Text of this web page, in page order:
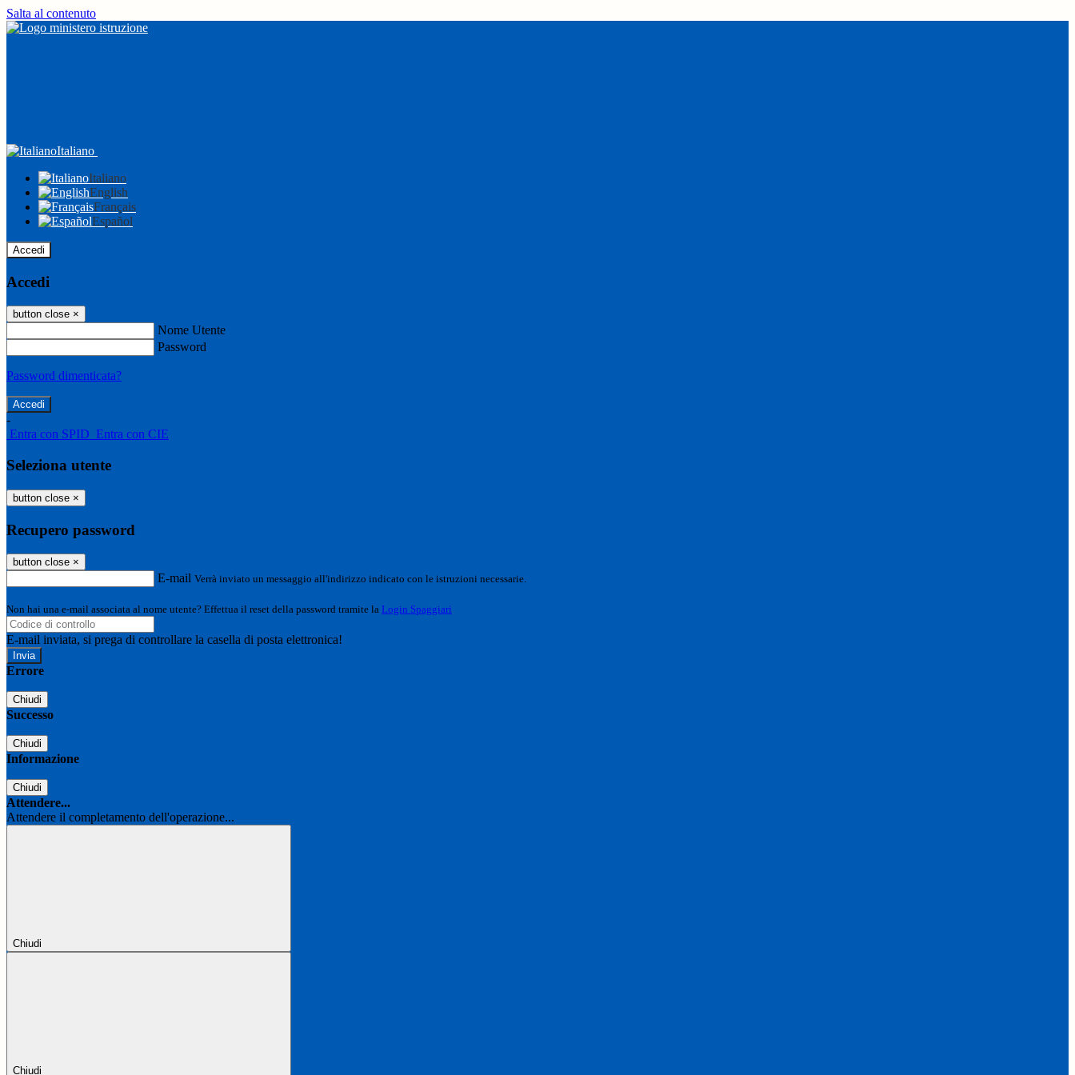
Salta al contenuto
Italiano
Italiano
English
Français
Español
Accedi
Accedi
button close ×
Nome Utente
Password
Password dimenticata?
-
Entra con SPID Entra con CIE
Seleziona utente
button close ×
Recupero password
button close ×
E-mail Verrà inviato un messaggio all'indirizzo indicato con le istruzioni necessarie.
Non hai una e-mail associata al nome utente? Effettua il reset della password tramite la Login Spaggiari
E-mail inviata, si prega di controllare la casella di posta elettronica!
Errore
Chiudi
Successo
Chiudi
Informazione
Chiudi
Attendere...
Attendere il completamento dell'operazione...
Chiudi
Chiudi